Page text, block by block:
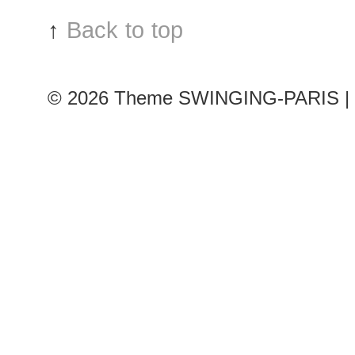
↑ Back to top
© 2026 Theme SWINGING-PARIS